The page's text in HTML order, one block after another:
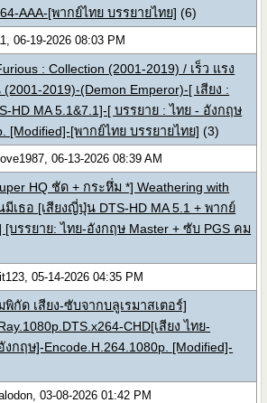
AAA-[พากย์ไทย บรรยายไทย] (6)
06-19-2026 08:03 PM
: Collection (2001-2019) / เร็ว แรง
2019)-(Demon Emperor)-[ เสียง :
HD MA 5.1&7.1]-[ บรรยาย : ไทย - อังกฤษ
[Modified]-[พากย์ไทย บรรยายไทย] (3)
06-13-2026 08:39 AM
HQ ชัด + กระหึ่ม *] Weathering with
เธอ [เสียงญี่ปุ่น DTS-HD MA 5.1 + พากย์
[บรรยาย: ไทย-อังกฤษ Master + ซับ PGS คม
05-14-2026 04:35 PM
พิกัด เสียง-ซับจากบลูเรมาสเตอร์]
CHD[เสียง ไทย-
กฤษ]-Encode.H.264.1080p. [Modified]-
03-08-2026 01:42 PM